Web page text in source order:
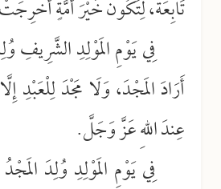
تَابِعَةً، لِتَكُونَ خَيْرَ أُمَّةٍ
فِي يَوْمِ المَوْلِدِ الشَّرِيفِ
أَرَادَ المَجْدَ، وَلَا مَجْدَ لِلْعَبْدِ
عِندَ اللهِ عَزَّ وَجَلَّ.
فِي يَوْمِ المَوْلِدِ وُلِدَ